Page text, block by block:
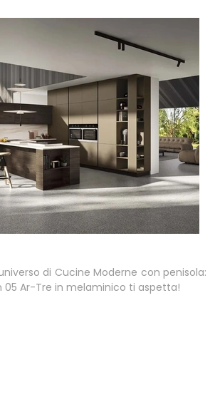
di Cucine Moderne con penisola:
05 Ar-Tre in melaminico ti aspetta!